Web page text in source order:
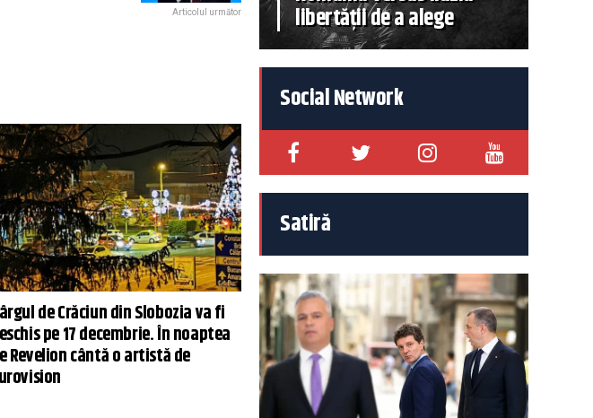
Articolul următor
de Crăciun din Slobozia va fi
pe 17 decembrie. În noaptea
Revelion cântă o artistă de
libertății de a alege
Social Network
Satiră